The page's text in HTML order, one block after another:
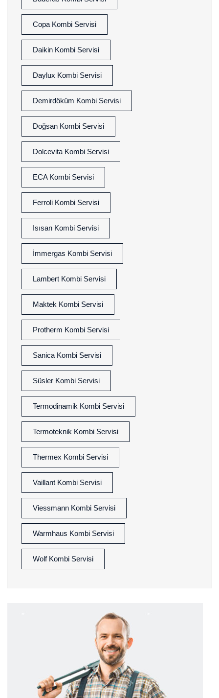
Copa Kombi Servisi
Daikin Kombi Servisi
Daylux Kombi Servisi
Demirdöküm Kombi Servisi
Doğsan Kombi Servisi
Dolcevita Kombi Servisi
ECA Kombi Servisi
Ferroli Kombi Servisi
Isısan Kombi Servisi
İmmergas Kombi Servisi
Lambert Kombi Servisi
Maktek Kombi Servisi
Protherm Kombi Servisi
Sanica Kombi Servisi
Süsler Kombi Servisi
Termodinamik Kombi Servisi
Termoteknik Kombi Servisi
Thermex Kombi Servisi
Vaillant Kombi Servisi
Viessmann Kombi Servisi
Warmhaus Kombi Servisi
Wolf Kombi Servisi